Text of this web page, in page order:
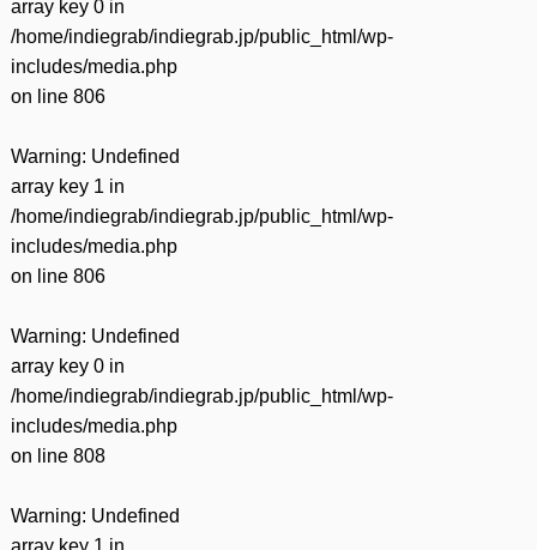
array key 0 in
/home/indiegrab/indiegrab.jp/public_html/wp-
includes/media.php
on line 806
Warning: Undefined
array key 1 in
/home/indiegrab/indiegrab.jp/public_html/wp-
includes/media.php
on line 806
Warning: Undefined
array key 0 in
/home/indiegrab/indiegrab.jp/public_html/wp-
includes/media.php
on line 808
Warning: Undefined
array key 1 in